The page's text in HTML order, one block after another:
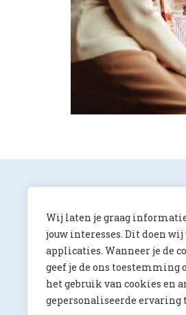
Wij laten je graag
jouw interesses. Dit doen
applicaties. Wanneer je de
geef je de ons toestemming
het gebruik van cookies en
gepersonaliseerde ervaring
Albert Luthulilaan 10
5231 HV ‘s-Hertogenbosch
redactie@onsmagazine.nl